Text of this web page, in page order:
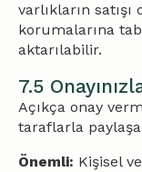
varlıkların
korumalarına
aktarılabilir.
7.5
Açıkça onay
taraflarla
Önemli: Kişisel